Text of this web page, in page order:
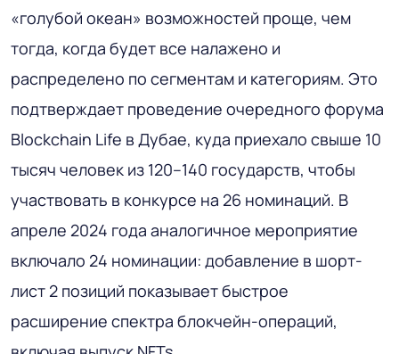
«голубой океан» возможностей проще, чем
тогда, когда будет все налажено и
распределено по сегментам и категориям. Это
подтверждает проведение очередного форума
Blockchain Life в Дубае, куда приехало свыше 10
тысяч человек из 120–140 государств, чтобы
участвовать в конкурсе на 26 номинаций. В
апреле 2024 года аналогичное мероприятие
включало 24 номинации: добавление в шорт-
лист 2 позиций показывает быстрое
расширение спектра блокчейн-операций,